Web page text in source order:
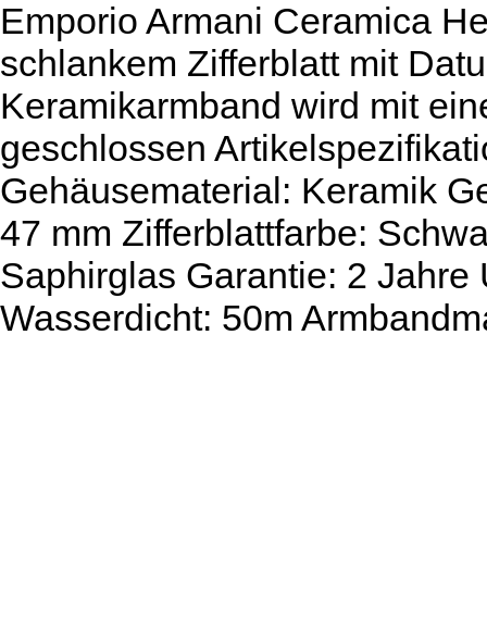
Emporio Armani Ceramica
schlankem Zifferblatt mit
Keramikarmband wird mit
geschlossen
Gehäusematerial: Keramik
47 mm Zifferblattfarbe:
Saphirglas Garantie: 2
Wasserdicht: 50m